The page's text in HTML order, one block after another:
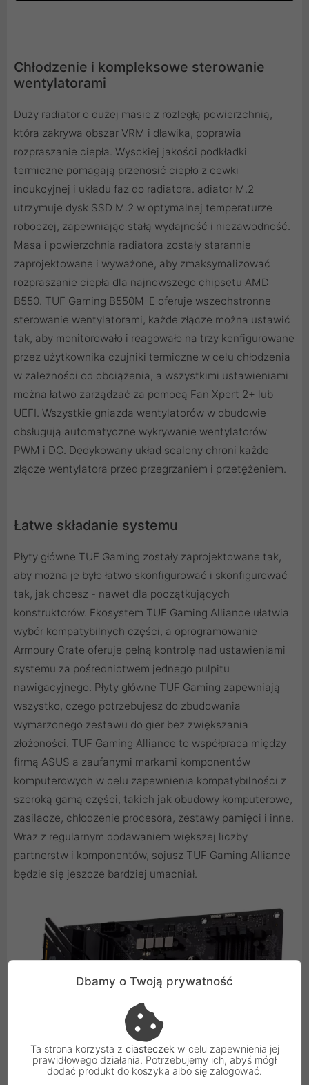
Chłodzenie i kompleksowe sterowanie
wentylatorami
Duży radiator o dużej masie z rozległą powierzchnią,
która zakrywa obszar VRM i dławika, poprawia
rozpraszanie ciepła. Wysokiej jakości podkładki
termiczne pomagają przenosić ciepło z cewki
indukcyjnej i układu faz do radiatora. adiator M.2
utrzymuje dysk SSD M.2 w optymalnej temperaturze
roboczej, zapewniając stałą wydajność i niezawodność.
Masa i powierzchnia radiatora zostały starannie
zaprojektowane i wyważone, aby zmaksymalizować
rozpraszanie ciepła dla najnowszego chipsetu AMD
B550. TUF Gaming B550M-E oferuje wszechstronne
sterowanie wentylatorami, każde złącze można ustawić
tak, aby monitorowało i reagowało na trzy konfigurowane
przez użytkownika czujniki termiczne w celu chłodzenia
w zależności od obciążenia, a wszystkimi ustawieniami
można łatwo zarządzać za pomocą Fan Xpert 2+ lub
UEFI.​ Wszystkie gniazda wentylatorów w obudowie
obsługują automatyczne wykrywanie wentylatorów
PWM i DC. Dedykowany układ scalony chroni każde
złącze wentylatora przed przegrzaniem i przetężeniem.
Łatwe składanie systemu
Płyty główne TUF Gaming zostały zaprojektowane tak,
aby można je było łatwo skonfigurować i skonfigurować
tak, jak chcesz - nawet dla początkujących
konstruktorów. Ekosystem TUF Gaming Alliance ułatwia
wybór kompatybilnych części, a oprogramowanie
Armoury Crate oferuje pełną kontrolę nad ustawieniami
systemu za pośrednictwem jednego pulpitu
nawigacyjnego. Płyty główne TUF Gaming zapewniają
wszystko, czego potrzebujesz do zbudowania
wymarzonego zestawu do gier bez zwiększania
złożoności. TUF Gaming Alliance to współpraca między
firmą ASUS a zaufanymi markami komponentów
komputerowych w celu zapewnienia kompatybilności z
szeroką gamą części, takich jak obudowy komputerowe,
zasilacze, chłodzenie procesora, zestawy pamięci i inne.
Wraz z regularnym dodawaniem większej liczby
partnerstw i komponentów, sojusz TUF Gaming Alliance
będzie się jeszcze bardziej umacniał.
Dbamy o Twoją prywatność
Ta strona korzysta z ciasteczek w celu zapewnienia jej
prawidłowego działania. Potrzebujemy ich, abyś mógł
dodać produkt do koszyka albo się zalogować.